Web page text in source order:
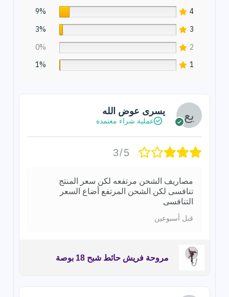
4
9%
3
3%
2
0%
1
1%
يسرى عوض الله
عملية شراء معتمدة
3/5
مصاريف الشحن مرتفعه لكن سعر المنتج
تنافسى لكن الشحن المرتفع أضاع السعر
التنافسى
قبل أسبوعين
مروحة فريش حائط شبح 18 بوصة